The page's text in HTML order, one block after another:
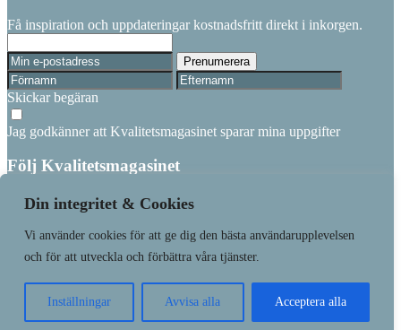
Din integritet & Cookies
Vi använder cookies för att ge dig den bästa användarupplevelsen
och för att utveckla och förbättra våra tjänster.
Inställningar Avvisa alla Acceptera alla
Få inspiration och uppdateringar kostnadsfritt direkt i inkorgen.
Skickar begäran
Jag godkänner att Kvalitetsmagasinet sparar mina uppgifter
Följ Kvalitetsmagasinet
Linkedin
Prenumerera
Kundtjänst
Made with❤byWonderFour